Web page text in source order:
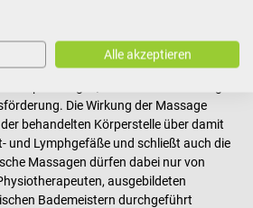
Mit Massagen lassen sich
Im Vordergrund stehen dabei
Die Wirkung der Massage
behandelten Körperstelle über damit
und Lymphgefäße und schließt auch die
Massagen dürfen dabei nur von
ausgebildeten
Bademeistern durchgeführt
Alle akzeptieren